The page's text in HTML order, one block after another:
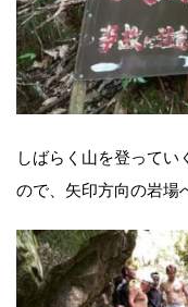
しばらく山を登って
ので、矢印方向の岩場